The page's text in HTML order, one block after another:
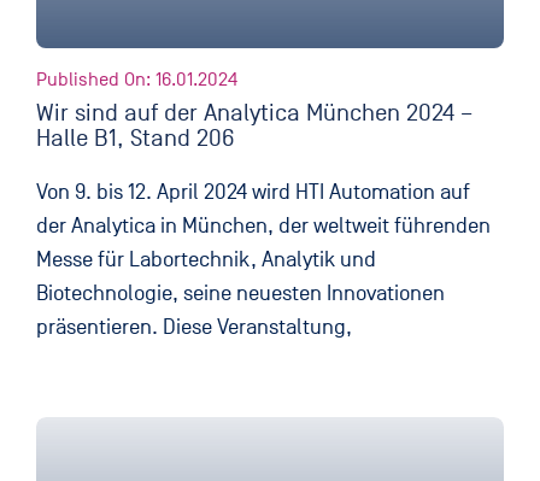
Published On: 16.01.2024
Wir sind auf der Analytica München 2024 –
Halle B1, Stand 206
Von 9. bis 12. April 2024 wird HTI Automation auf
der Analytica in München, der weltweit führenden
Messe für Labortechnik, Analytik und
Biotechnologie, seine neuesten Innovationen
präsentieren. Diese Veranstaltung,